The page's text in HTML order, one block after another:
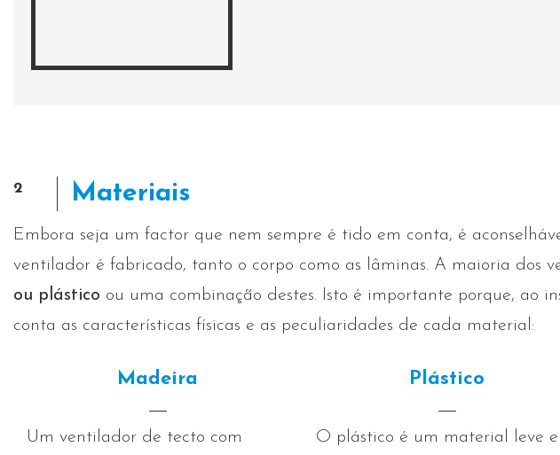
2 Materiais
Embora seja um factor que nem sempre é tido em conta, é
ventilador é fabricado, tanto o corpo como as lâminas. A maioria dos
ou plástico ou uma combinação destes. Isto é importante porque, ao
conta as características físicas e as peculiaridades de cada material:
Madeira
Um ventilador de tecto com
Plástico
O plástico é um material leve e